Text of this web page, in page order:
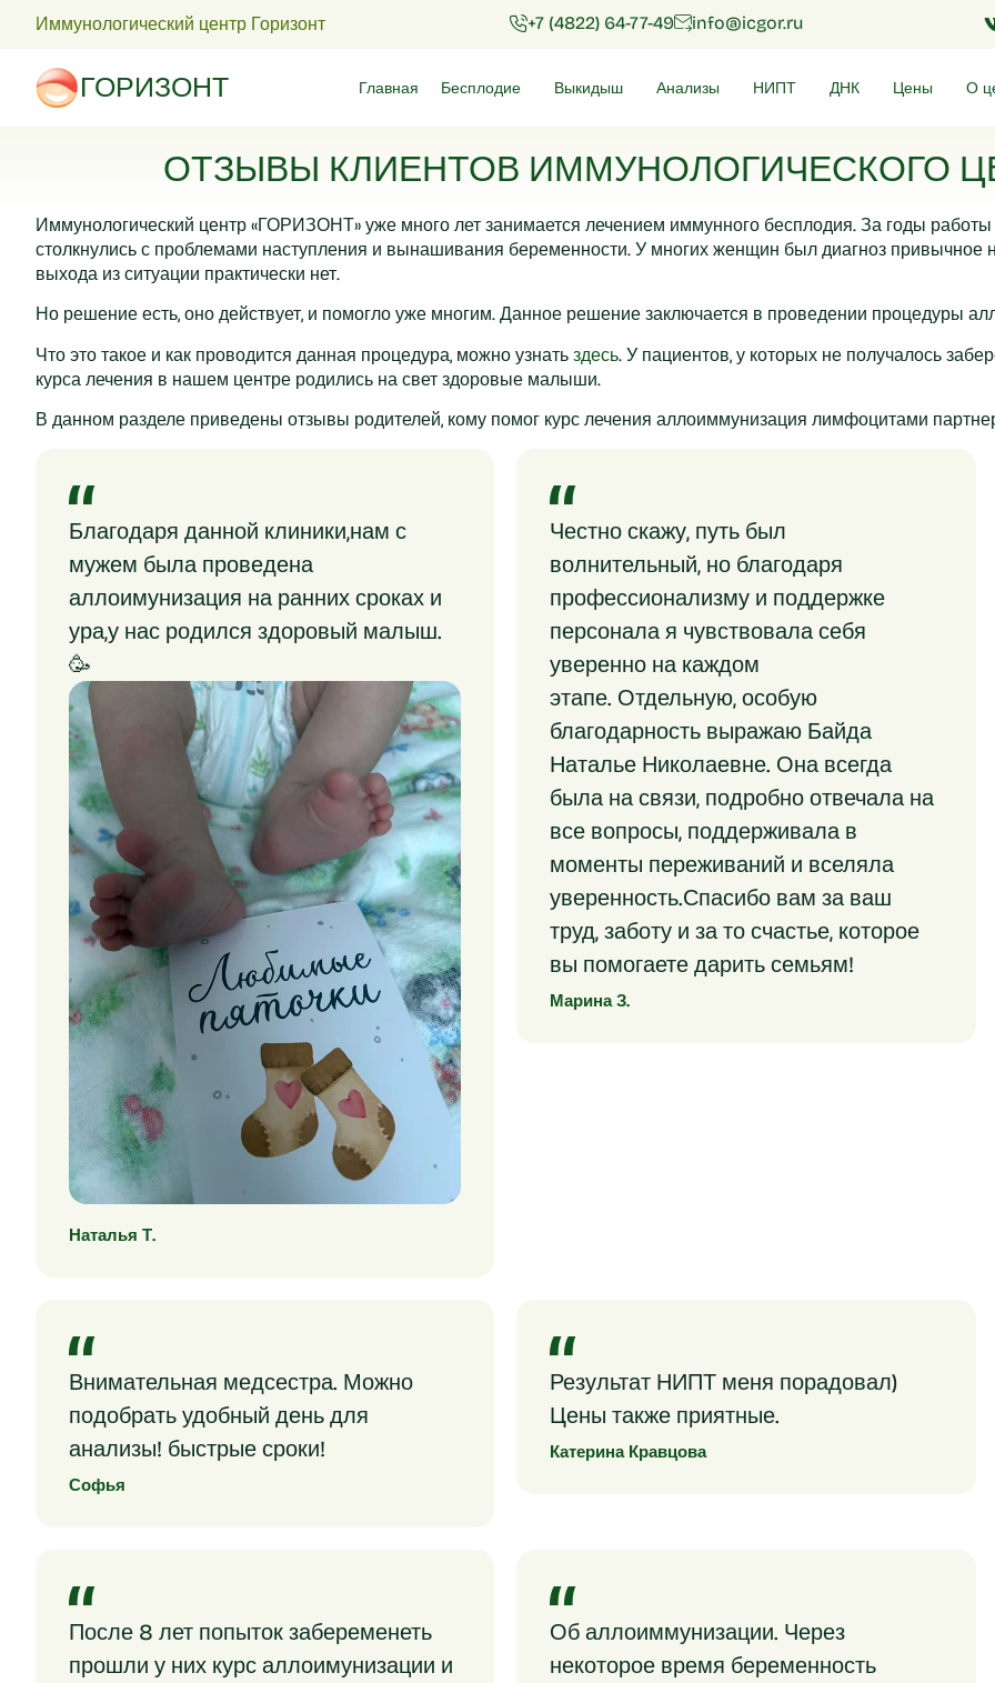
Иммунологический центр Горизонт +7 (4822) 64-77-49 info@icgor.ru
ГОРИЗОНТ Главная Бесплодие Выкидыш Анализы НИПТ ДНК Цены О
ОТЗЫВЫ КЛИЕНТОВ ИММУНОЛОГИЧЕСКОГО
Иммунологический центр «ГОРИЗОНТ» уже много лет занимается лечением иммунного бесплодия. За годы
столкнулись с проблемами наступления и вынашивания беременности. У многих женщин был диагноз
выхода из ситуации практически нет.
Но решение есть, оно действует, и помогло уже многим. Данное решение заключается в проведении процедуры
Что это такое и как проводится данная процедура, можно узнать здесь. У пациентов, у которых не получалось
курса лечения в нашем центре родились на свет здоровые малыши.
В данном разделе приведены отзывы родителей, кому помог курс лечения аллоиммунизация лимфоцитами
Благодаря данной клиники,нам с
мужем была проведена
аллоимунизация на ранних сроках и
ура,у нас родился здоровый малыш.
🥳
Наталья Т.
Честно скажу, путь был
волнительный, но благодаря
профессионализму и поддержке
персонала я чувствовала себя
уверенно на каждом
этапе. Отдельную, особую
благодарность выражаю Байда
Наталье Николаевне. Она всегда
была на связи, подробно отвечала на
все вопросы, поддерживала в
моменты переживаний и вселяла
уверенность.Спасибо вам за ваш
труд, заботу и за то счастье, которое
вы помогаете дарить семьям!
Марина З.
Внимательная медсестра. Можно
подобрать удобный день для
анализы! быстрые сроки!
Софья
Результат НИПТ меня порадовал)
Цены также приятные.
Катерина Кравцова
После 8 лет попыток забеременеть
прошли у них курс аллоимунизации и
Об аллоиммунизации. Через
некоторое время беременность